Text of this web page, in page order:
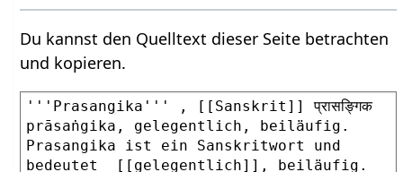
Du kannst den Quelltext dieser Seite betrachten
und kopieren.